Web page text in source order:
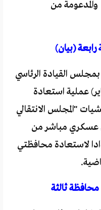
من
(بيان)
القيادة الرئاسي
اليمنية، الاثنين (5 يناير) عملية استعادة
"المجلس الانتقالي
عسكري مباشر من
لاستعادة محافظتي
ثالثة